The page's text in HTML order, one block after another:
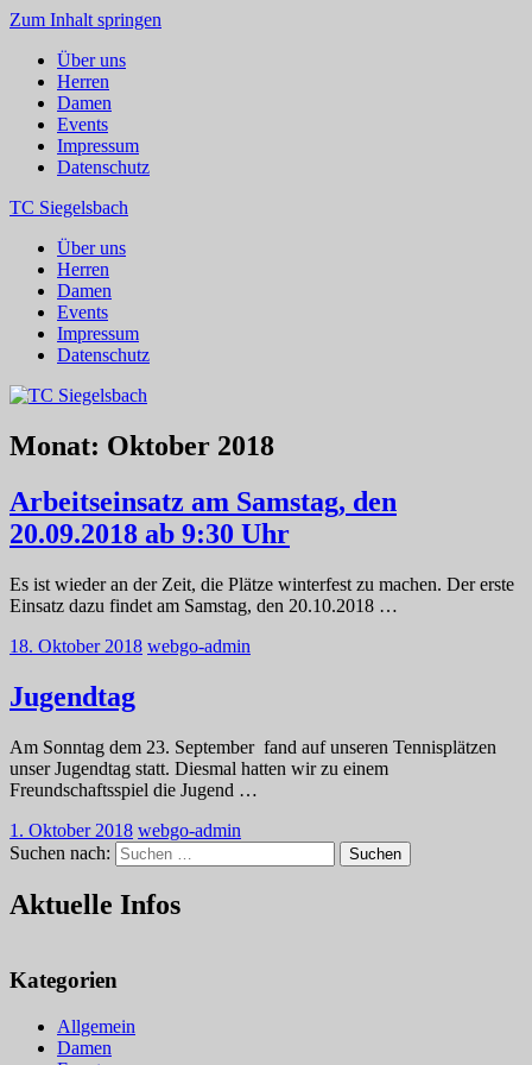
Zum Inhalt springen
Über uns
Herren
Damen
Events
Impressum
Datenschutz
TC Siegelsbach
Über uns
Herren
Damen
Events
Impressum
Datenschutz
Monat: Oktober 2018
Arbeitseinsatz am Samstag, den
20.09.2018 ab 9:30 Uhr
Es ist wieder an der Zeit, die Plätze winterfest zu machen. Der erste
Einsatz dazu findet am Samstag, den 20.10.2018 …
18. Oktober 2018 webgo-admin
Jugendtag
Am Sonntag dem 23. September fand auf unseren Tennisplätzen
unser Jugendtag statt. Diesmal hatten wir zu einem
Freundschaftsspiel die Jugend …
1. Oktober 2018 webgo-admin
Suchen nach:
Suchen
Aktuelle Infos
Kategorien
Allgemein
Damen